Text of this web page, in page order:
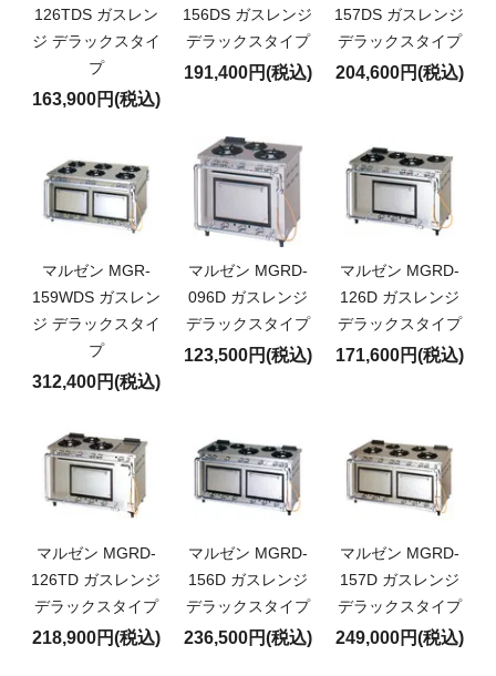
126TDS ガスレン
ジ デラックスタイ
プ
163,900円(税込)
156DS ガスレンジ
デラックスタイプ
191,400円(税込)
157DS ガスレンジ
デラックスタイプ
204,600円(税込)
マルゼン MGR-
159WDS ガスレン
ジ デラックスタイ
プ
312,400円(税込)
マルゼン MGRD-
096D ガスレンジ
デラックスタイプ
123,500円(税込)
マルゼン MGRD-
126D ガスレンジ
デラックスタイプ
171,600円(税込)
マルゼン MGRD-
126TD ガスレンジ
デラックスタイプ
218,900円(税込)
マルゼン MGRD-
156D ガスレンジ
デラックスタイプ
236,500円(税込)
マルゼン MGRD-
157D ガスレンジ
デラックスタイプ
249,000円(税込)